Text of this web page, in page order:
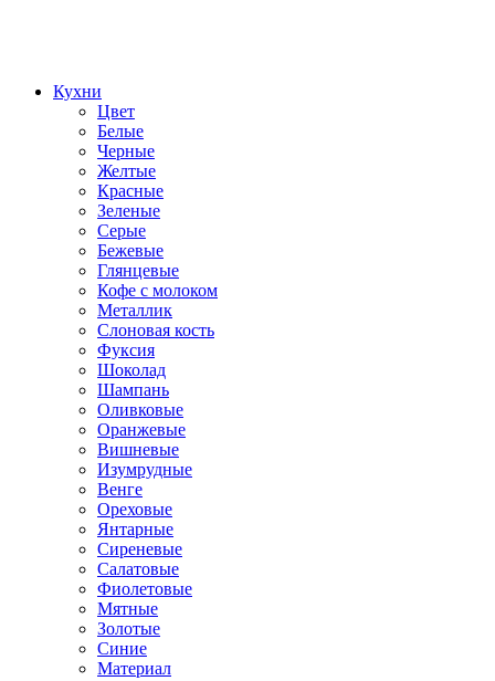
Кухни
Цвет
Белые
Черные
Желтые
Красные
Зеленые
Серые
Бежевые
Глянцевые
Кофе с молоком
Металлик
Слоновая кость
Фуксия
Шоколад
Шампань
Оливковые
Оранжевые
Вишневые
Изумрудные
Венге
Ореховые
Янтарные
Сиреневые
Салатовые
Фиолетовые
Мятные
Золотые
Синие
Материал